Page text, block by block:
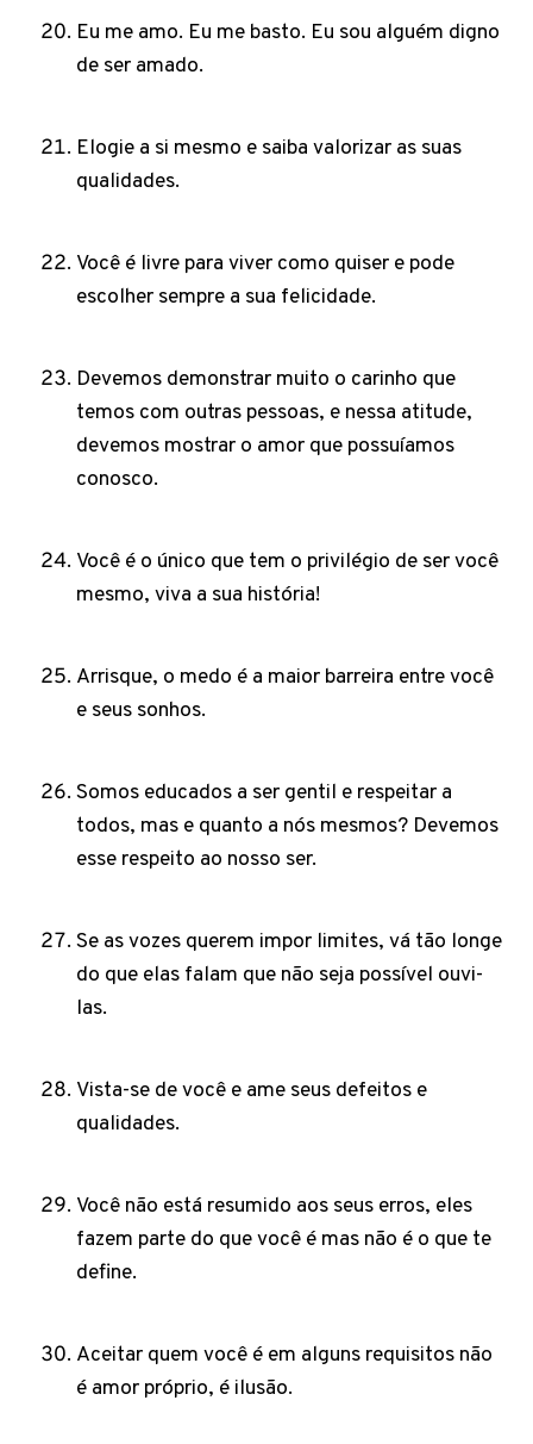
Eu me amo. Eu me basto. Eu sou alguém digno
de ser amado.
Elogie a si mesmo e saiba valorizar as suas
qualidades.
Você é livre para viver como quiser e pode
escolher sempre a sua felicidade.
Devemos demonstrar muito o carinho que
temos com outras pessoas, e nessa atitude,
devemos mostrar o amor que possuíamos
conosco.
Você é o único que tem o privilégio de ser você
mesmo, viva a sua história!
Arrisque, o medo é a maior barreira entre você
e seus sonhos.
Somos educados a ser gentil e respeitar a
todos, mas e quanto a nós mesmos? Devemos
esse respeito ao nosso ser.
Se as vozes querem impor limites, vá tão longe
do que elas falam que não seja possível ouvi-
las.
Vista-se de você e ame seus defeitos e
qualidades.
Você não está resumido aos seus erros, eles
fazem parte do que você é mas não é o que te
define.
Aceitar quem você é em alguns requisitos não
é amor próprio, é ilusão.